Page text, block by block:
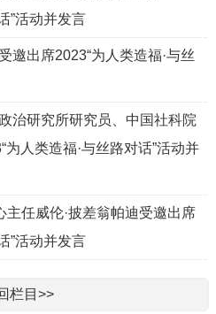
”活动并发言
邀出席2023“为人类造福·与丝
治研究所研究员、中国社科院
人类造福·与丝路对话”活动并
主任威伦·披差翁帕迪受邀出席
”活动并发言
栏目>>